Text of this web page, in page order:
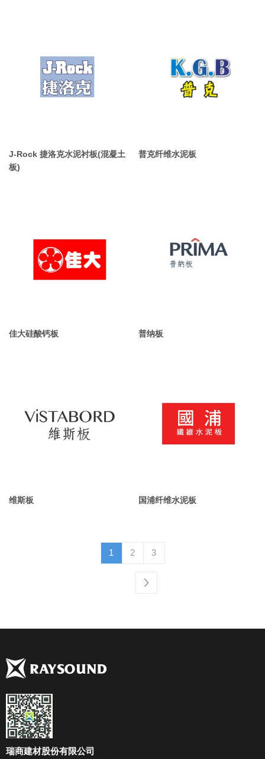
J-Rock 捷洛克水泥衬板(混凝土
板)
普克纤维水泥板
佳大硅酸钙板 普纳板
维斯板 国浦纤维水泥板
1 2 3
瑞商建材股份有限公司